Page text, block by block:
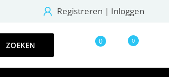
Registreren | Inloggen
0 0